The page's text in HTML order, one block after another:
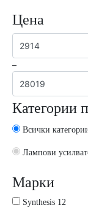
Цена
–
Категории
Всички
Лампови
Марки
Synthesis 12